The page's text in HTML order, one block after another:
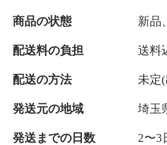
商品の状態 新品
配送料の負担 送料
配送の方法 未定
発送元の地域 埼玉
発送までの日数 2〜3